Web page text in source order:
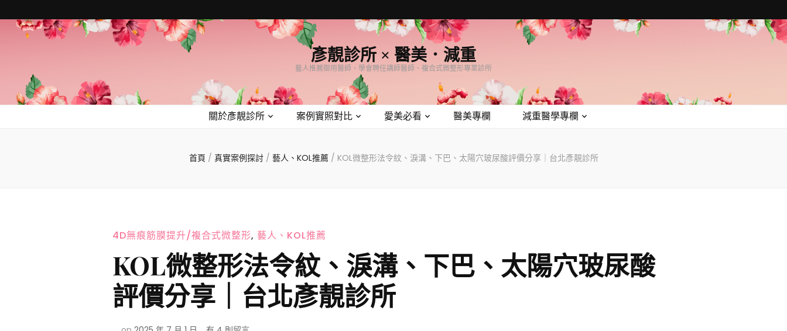
彥靚診所 × 醫美．減重
藝人推薦御用醫師、學會聘任講師醫師、複合式微整形專業診所
關於彥靚診所 案例實照對比 愛美必看 醫美專欄 減重醫學專欄
首頁 / 真實案例探討 / 藝人、KOL推薦 / KOL微整形法令紋、淚溝、下巴、太陽穴玻尿酸評價分享｜台北彥靚診所
4D無痕筋膜提升/複合式微整形, 藝人、KOL推薦
KOL微整形法令紋、淚溝、下巴、太陽穴玻尿酸
評價分享｜台北彥靚診所